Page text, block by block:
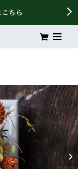
ちら